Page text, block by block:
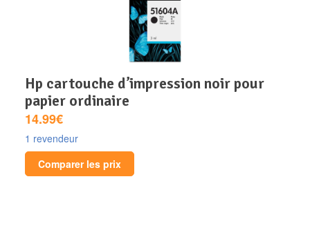
hp cartouche d’impression noir pour
papier ordinaire
14.99€
1 revendeur
Comparer les prix